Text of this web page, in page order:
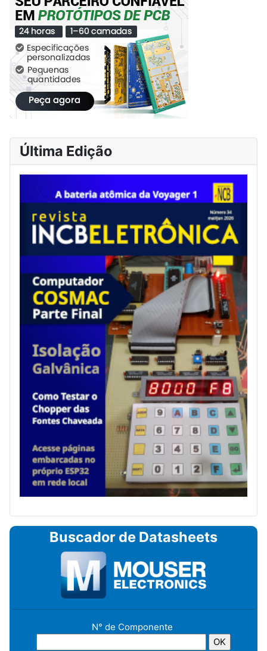
Última Edição
Buscador de Datasheets
N° de Componente